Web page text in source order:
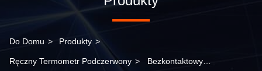
Do Domu > Produkty >
Ręczny Termometr Podczerwony > Bezkontaktowy